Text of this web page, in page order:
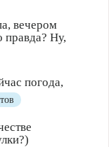
вечером
правда? Ну,
погода,